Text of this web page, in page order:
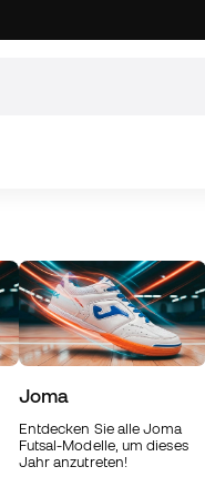
Joma
Entdecken Sie alle Joma
Futsal-Modelle, um dieses
Jahr anzutreten!